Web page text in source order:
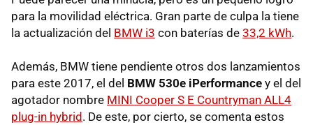
para la movilidad eléctrica. Gran parte de culpa la tiene
la actualización del BMW i3 con baterías de 33,2 kWh.
Además, BMW tiene pendiente otros dos lanzamientos
para este 2017, el del BMW 530e iPerformance y el del
agotador nombre MINI Cooper S E Countryman ALL4
plug-in hybrid. De este, por cierto, se comenta estos